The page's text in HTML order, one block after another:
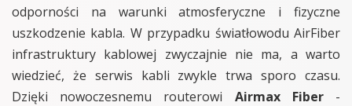
odporności na warunki atmosferyczne i fizyczne
uszkodzenie kabla. W przypadku światłowodu AirFiber
infrastruktury kablowej zwyczajnie nie ma, a warto
wiedzieć, że serwis kabli zwykle trwa sporo czasu.
Dzięki nowoczesnemu routerowi Airmax Fiber-